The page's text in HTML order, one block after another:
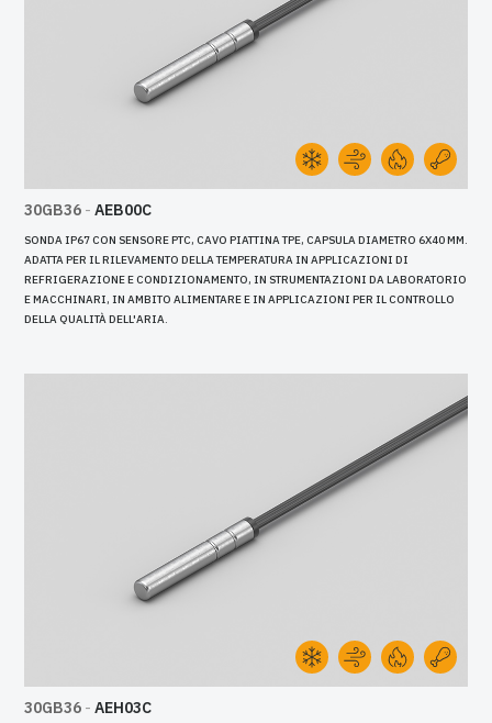
30GB36 - AEB00C
SONDA IP67 CON SENSORE PTC, CAVO PIATTINA TPE, CAPSULA DIAMETRO 6X40 MM.
ADATTA PER IL RILEVAMENTO DELLA TEMPERATURA IN APPLICAZIONI DI
REFRIGERAZIONE E CONDIZIONAMENTO, IN STRUMENTAZIONI DA LABORATORIO
E MACCHINARI, IN AMBITO ALIMENTARE E IN APPLICAZIONI PER IL CONTROLLO
DELLA QUALITÀ DELL'ARIA.
30GB36 - AEH03C